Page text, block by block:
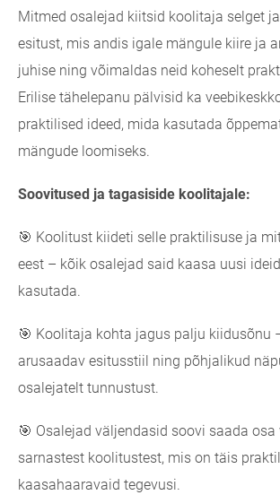
Mitmed osalejad kiitsid koolitaja selget
esitust, mis andis igale mängule kiire ja
juhise ning võimaldas neid koheselt
Erilise tähelepanu pälvisid ka
praktilised ideed, mida kasutada
mängude loomiseks.
Soovitused ja tagasiside koolitajale:
🎯 Koolitust kiideti selle praktilisuse ja
eest – kõik osalejad said kaasa uusi
kasutada.
🎯 Koolitaja kohta jagus palju kiidusõnu
arusaadav esitusstiil ning põhjalikud
osalejatelt tunnustust.
🎯 Osalejad väljendasid soovi saada osa
sarnastest koolitustest, mis on täis
kaasahaaravaid tegevusi.